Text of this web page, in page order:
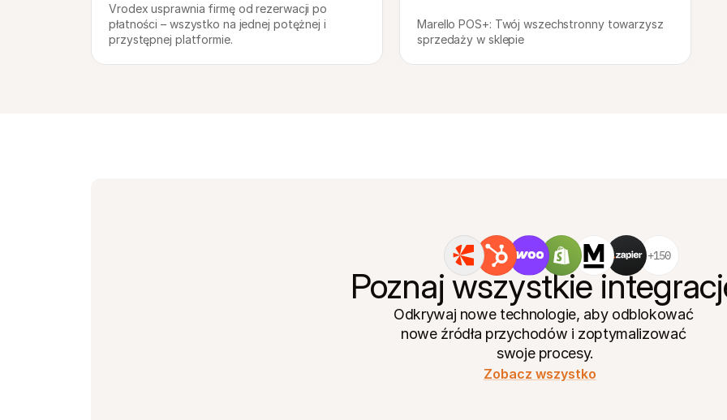
Vrodex usprawnia firmę od rezerwacji po
płatności – wszystko na jednej potężnej i
przystępnej platformie.
Marello POS+: Twój wszechstronny towarzysz
sprzedaży w sklepie
+150
Poznaj wszystkie
Odkrywaj nowe technologie, aby odblokować
nowe źródła przychodów i zoptymalizować
swoje procesy.
Zobacz wszystko